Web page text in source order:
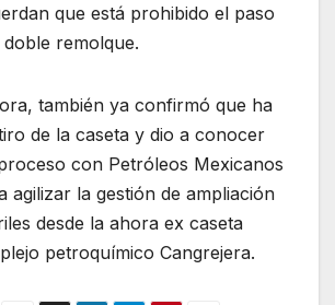
que está prohibido el paso
remolque.
también ya confirmó que ha
de la caseta y dio a conocer
con Petróleos Mexicanos
agilizar la gestión de ampliación
desde la ahora ex caseta
petroquímico Cangrejera.